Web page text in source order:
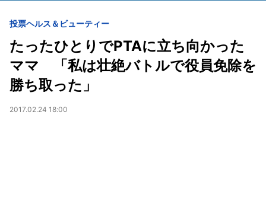
投票ヘルス＆ビューティー
たったひとりでPTAに立ち向かった
ママ 「私は壮絶バトルで役員免除を
勝ち取った」
2017.02.24 18:00